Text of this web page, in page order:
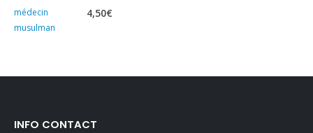
5.00sur 5
4,50€
INFO CONTACT